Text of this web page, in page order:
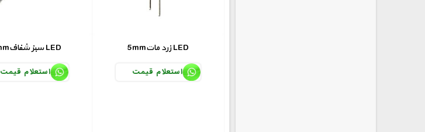
5mmزرد مات LED
استعلام قیمت
5mmسبز شفاف LED
استعلام قیمت